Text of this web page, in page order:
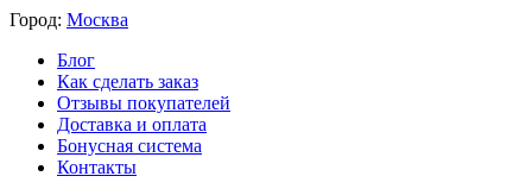
Город: Москва
Блог
Как сделать заказ
Отзывы покупателей
Доставка и оплата
Бонусная система
Контакты